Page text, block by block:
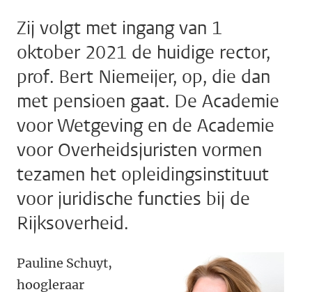
Zij volgt met ingang van 1
oktober 2021 de huidige rector,
prof. Bert Niemeijer, op, die dan
met pensioen gaat. De Academie
voor Wetgeving en de Academie
voor Overheidsjuristen vormen
tezamen het opleidingsinstituut
voor juridische functies bij de
Rijksoverheid.
Pauline Schuyt,
hoogleraar